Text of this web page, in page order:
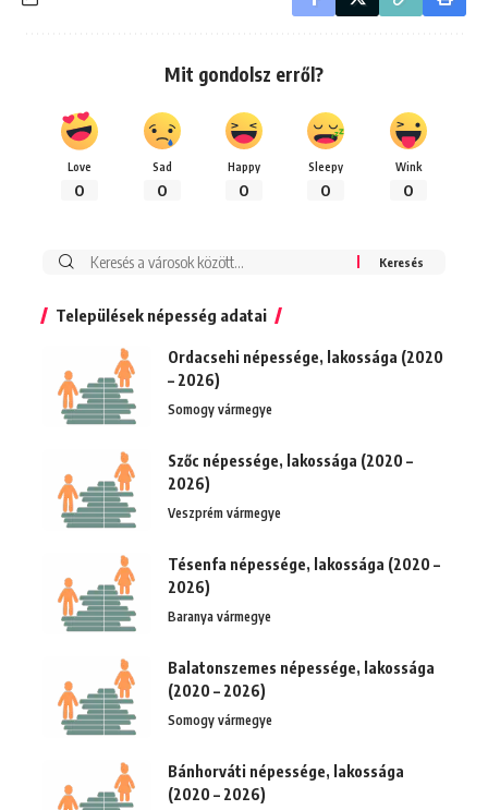
Mit gondolsz erről?
Love
0
Sad
0
Happy
0
Sleepy
0
Wink
0
Keresés:
Települések népesség adatai
Ordacsehi népessége, lakossága (2020
– 2026)
Somogy vármegye
Szőc népessége, lakossága (2020 –
2026)
Veszprém vármegye
Tésenfa népessége, lakossága (2020 –
2026)
Baranya vármegye
Balatonszemes népessége, lakossága
(2020 – 2026)
Somogy vármegye
Bánhorváti népessége, lakossága
(2020 – 2026)